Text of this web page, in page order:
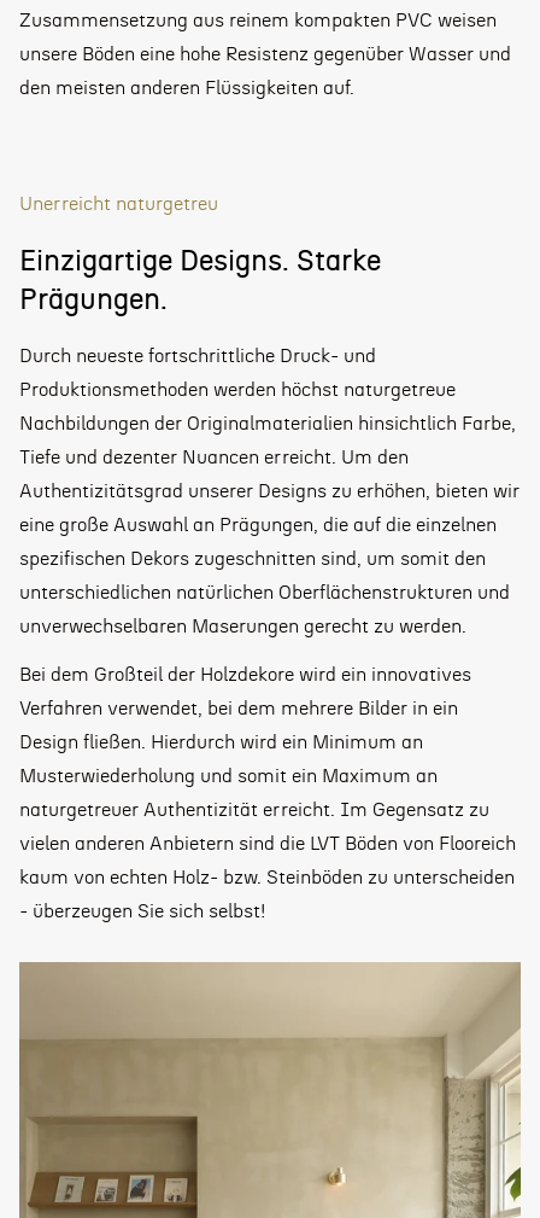
Zusammensetzung aus reinem kompakten PVC weisen
unsere Böden eine hohe Resistenz gegenüber Wasser und
den meisten anderen Flüssigkeiten auf.
Unerreicht naturgetreu
Einzigartige Designs. Starke
Prägungen.
Durch neueste fortschrittliche Druck- und
Produktionsmethoden werden höchst naturgetreue
Nachbildungen der Originalmaterialien hinsichtlich Farbe,
Tiefe und dezenter Nuancen erreicht. Um den
Authentizitätsgrad unserer Designs zu erhöhen, bieten wir
eine große Auswahl an Prägungen, die auf die einzelnen
spezifischen Dekors zugeschnitten sind, um somit den
unterschiedlichen natürlichen Oberflächenstrukturen und
unverwechselbaren Maserungen gerecht zu werden.
Bei dem Großteil der Holzdekore wird ein innovatives
Verfahren verwendet, bei dem mehrere Bilder in ein
Design fließen. Hierdurch wird ein Minimum an
Musterwiederholung und somit ein Maximum an
naturgetreuer Authentizität erreicht. Im Gegensatz zu
vielen anderen Anbietern sind die LVT Böden von Flooreich
kaum von echten Holz- bzw. Steinböden zu unterscheiden
- überzeugen Sie sich selbst!